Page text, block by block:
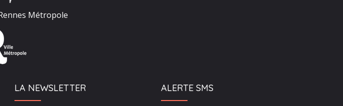
Métropole
LA NEWSLETTER ALERTE SMS